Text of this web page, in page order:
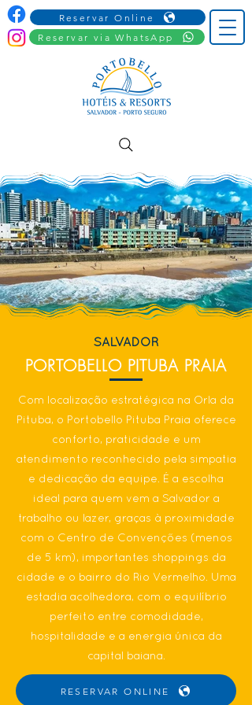
Reservar Online
Reservar via WhatsApp
SALVADOR
PORTOBELLO PITUBA PRAIA
Com localização estratégica na Orla da
Pituba, o Portobello Pituba Praia oferece
conforto, praticidade e um
atendimento reconhecido pela simpatia
e dedicação da equipe. É a escolha
ideal para quem vem a Salvador a
trabalho ou lazer, graças à proximidade
com o Centro de Convenções (menos
de 5 km), importantes shoppings da
cidade e o bairro do Rio Vermelho. Uma
estadia acolhedora, com o equilíbrio
perfeito entre comodidade,
hospitalidade e a energia única da
capital baiana.
RESERVAR ONLINE